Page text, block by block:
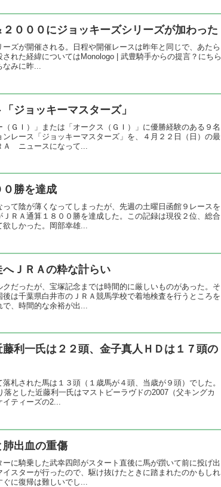
０００にジョッキーズシリーズが加わった
ズが開催される。日程や開催レースは昨年と同じで、あたら
れた経緯についてはMonologo | 武豊騎手からの提言？にちら
なみに昨...
ジョッキーマスターズ」
（ＧＩ）」または「オークス（ＧＩ）」に優勝経験のある９名
レース「ジョッキーマスターズ」を、４月２２日（日）の最
Ａ ニュースになって...
勝を達成
て陰が薄くなってしまったが、先週の土曜日函館９レースを
ＲＡ通算１８００勝を達成した。この記録は現役２位、総合
欲しかった。岡部幸雄...
ＪＲＡの粋な計らい
だったが、宝塚記念までは時間的に厳しいものがあった。そ
は千葉県白井市のＪＲＡ競馬学校で着地検査を行うところを
、時間的な余裕が出...
利一氏は２２頭、金子真人ＨＤは１７頭の
札された馬は１３頭（１歳馬が４頭、当歳が９頭）でした。
とした近藤利一氏はマストビーラヴドの2007（父キングカ
イティーズの2...
出血の重傷
に騎乗した武幸四郎がスタート直後に馬が躓いて前に投げ出
スターが行ったので、駆け抜けたときに踏まれたのかもしれ
に復帰は難しいでし...